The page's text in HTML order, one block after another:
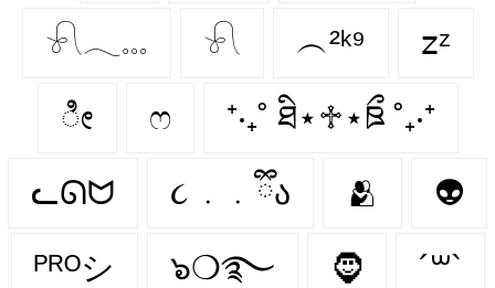
𓍯𓂃𓏧 𓍯 ︵²ᵏ⁹ 𝗓ᶻ
ೀ ෆ ⁺‧₊˚ ཐི⋆♱⋆ཋྀ ˚₊‧⁺
ᓚᘏᗢ ૮ ․ ․ ྀིა 🫂 👽
ᴾᴿᴼシ ๖❍࿐ 🧔 ´꒳`